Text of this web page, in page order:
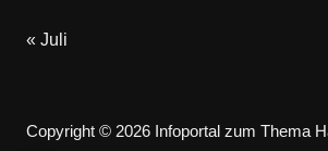
« Juli
Copyright © 2026 Infoportal zum Thema